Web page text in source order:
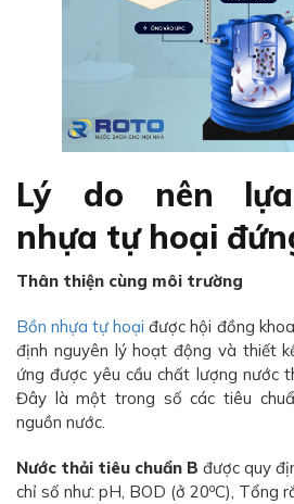
Lý do nên
nhựa tự hoại
Thân thiện cùng môi trường
Bồn nhựa tự hoại được hội đồng
định nguyên lý hoạt động và thiết
ứng được yêu cầu chất lượng nước
Đây là một trong số các tiêu
nguồn nước.
Nước thải tiêu chuẩn B được quy
chỉ số như: pH, BOD (ở 20oC), Tổng